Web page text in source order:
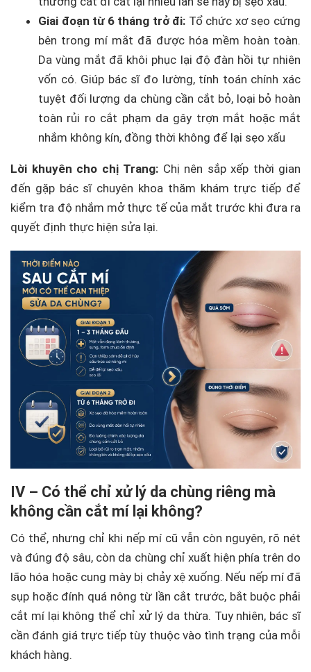
Giai đoạn từ 6 tháng trở đi: Tổ chức xơ sẹo cứng
bên trong mí mắt đã được hóa mềm hoàn toàn.
Da vùng mắt đã khôi phục lại độ đàn hồi tự nhiên
vốn có. Giúp bác sĩ đo lường, tính toán chính xác
tuyệt đối lượng da chùng cần cắt bỏ, loại bỏ hoàn
toàn rủi ro cắt phạm da gây trợn mắt hoặc mắt
nhắm không kín, đồng thời không để lại sẹo xấu
Lời khuyên cho chị Trang: Chị nên sắp xếp thời gian
đến gặp bác sĩ chuyên khoa thăm khám trực tiếp để
kiểm tra độ nhắm mở thực tế của mắt trước khi đưa ra
quyết định thực hiện sửa lại.
IV – Có thể chỉ xử lý da chùng riêng mà
không cần cắt mí lại không?
Có thể, nhưng chỉ khi nếp mí cũ vẫn còn nguyên, rõ nét
và đúng độ sâu, còn da chùng chỉ xuất hiện phía trên do
lão hóa hoặc cung mày bị chảy xệ xuống. Nếu nếp mí đã
sụp hoặc đính quá nông từ lần cắt trước, bắt buộc phải
cắt mí lại không thể chỉ xử lý da thừa. Tuy nhiên, bác sĩ
cần đánh giá trực tiếp tùy thuộc vào tình trạng của mỗi
khách hàng.